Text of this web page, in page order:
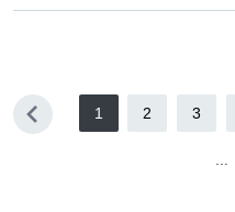
1 2 3